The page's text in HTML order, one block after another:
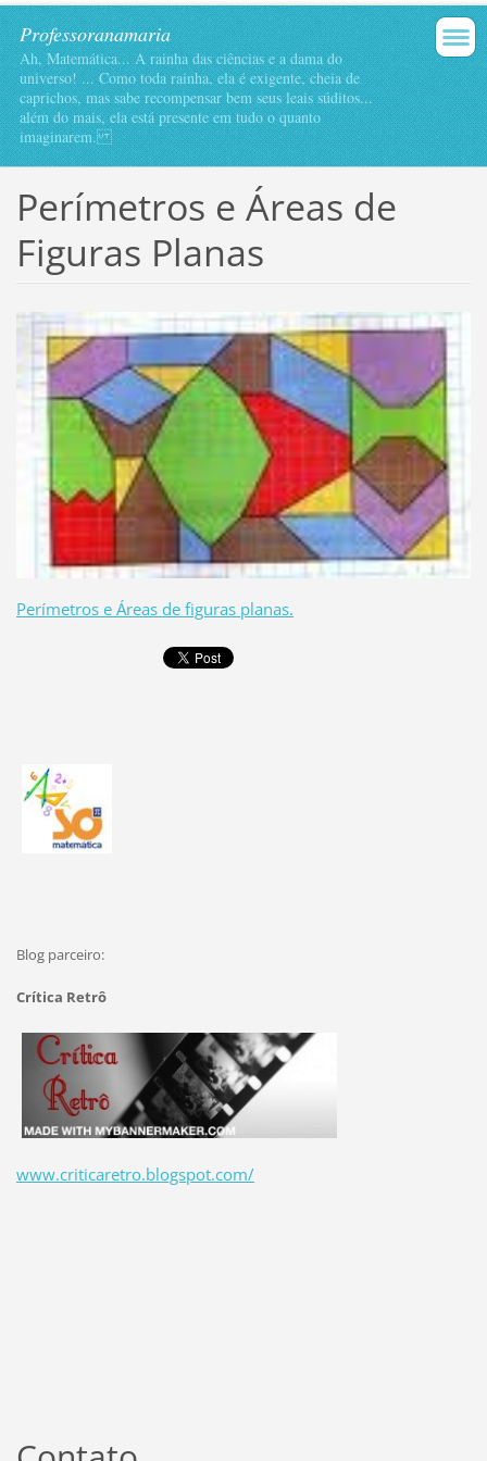
Professoranamaria
Ah, Matemática... A rainha das ciências e a dama do
universo! ... Como toda rainha, ela é exigente, cheia de
caprichos, mas sabe recompensar bem seus leais súditos...
além do mais, ela está presente em tudo o quanto
imaginarem.
Perímetros e Áreas de
Figuras Planas
Perímetros e Áreas de figuras planas.
Blog parceiro:
Crítica Retrô
www.criticaretro.blogspot.com/